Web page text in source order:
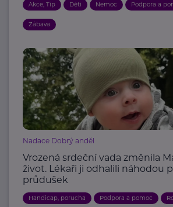
Akce, Tip Děti Nemoc Podpora a
Zábava
Nadace Dobrý anděl
Vrozená srdeční vada změnila
život. Lékaři ji odhalili náhodou
průdušek
Handicap, porucha Podpora a pomoc